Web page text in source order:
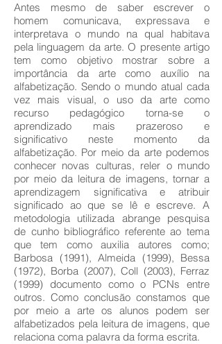
Antes mesmo de saber escrever o
homem comunicava, expressava e
interpretava o mundo na qual habitava
pela linguagem da arte. O presente artigo
tem como objetivo mostrar sobre a
importância da arte como auxílio na
alfabetização. Sendo o mundo atual cada
vez mais visual, o uso da arte como
recurso pedagógico torna-se o
aprendizado mais prazeroso e
significativo neste momento da
alfabetização. Por meio da arte podemos
conhecer novas culturas, reler o mundo
por meio da leitura de imagens, tornar a
aprendizagem significativa e atribuir
significado ao que se lê e escreve. A
metodologia utilizada abrange pesquisa
de cunho bibliográfico referente ao tema
que tem como auxilia autores como;
Barbosa (1991), Almeida (1999), Bessa
(1972), Borba (2007), Coll (2003), Ferraz
(1999) documento como o PCNs entre
outros. Como conclusão constamos que
por meio a arte os alunos podem ser
alfabetizados pela leitura de imagens, que
relaciona coma palavra da forma escrita.